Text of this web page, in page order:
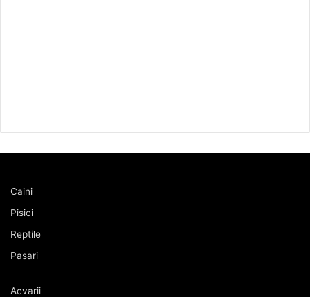
Caini
Pisici
Reptile
Pasari
Acvarii